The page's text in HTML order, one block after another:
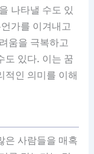
나타낼 수도 있
가를 이겨내고
움을 극복하고
도 있다. 이는 꿈
적인 의미를 이해
은 사람들을 매혹